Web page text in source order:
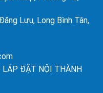
Lưu, Long Bình Tân,
LẮP ĐẶT NỘI THÀNH